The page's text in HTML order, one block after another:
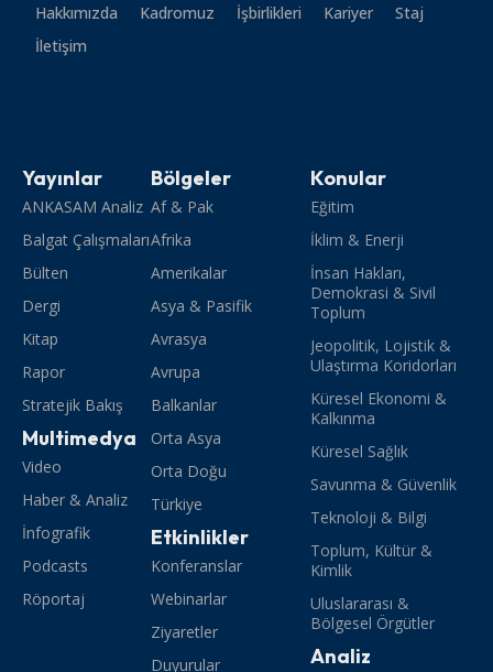
Hakkımızda Kadromuz İşbirlikleri Kariyer
Staj
İletişim
Yayınlar
ANKASAM Analiz
Balgat Çalışmaları
Bülten
Dergi
Kitap
Rapor
Stratejik Bakış
Multimedya
Video
Haber & Analiz
İnfografik
Podcasts
Röportaj
Bölgeler
Af & Pak
Afrika
Amerikalar
Asya & Pasifik
Avrasya
Avrupa
Balkanlar
Orta Asya
Orta Doğu
Türkiye
Etkinlikler
Konferanslar
Webinarlar
Ziyaretler
Duyurular
Konular
Eğitim
İklim & Enerji
İnsan Hakları,
Demokrasi & Sivil
Toplum
Jeopolitik, Lojistik &
Ulaştırma Koridorları
Küresel Ekonomi &
Kalkınma
Küresel Sağlık
Savunma & Güvenlik
Teknoloji & Bilgi
Toplum, Kültür &
Kimlik
Uluslararası &
Bölgesel Örgütler
Analiz